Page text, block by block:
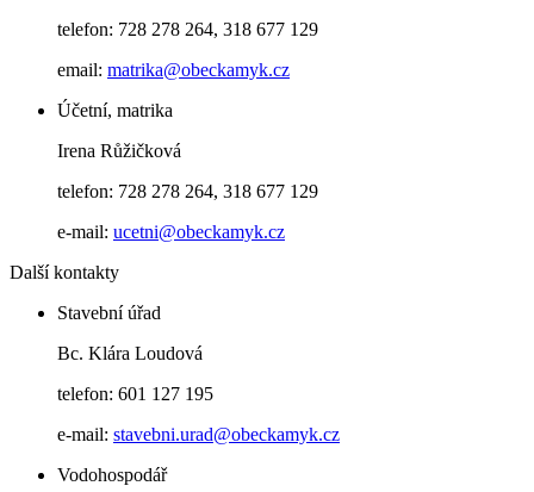
telefon: 728 278 264, 318 677 129
email: matrika@obeckamyk.cz
Účetní, matrika
Irena Růžičková
telefon: 728 278 264, 318 677 129
e-mail: ucetni@obeckamyk.cz
Další kontakty
Stavební úřad
Bc. Klára Loudová
telefon: 601 127 195
e-mail: stavebni.urad@obeckamyk.cz
Vodohospodář